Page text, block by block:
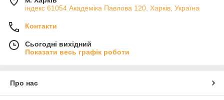
індекс 61054 Академіка Павлова 120, Харків, Україна
Контакти
Сьогодні вихідний
Показати весь графік роботи
Про нас